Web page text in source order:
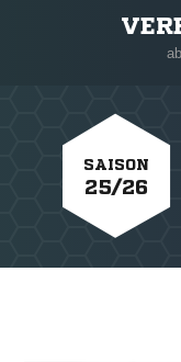
SAISON
25/26